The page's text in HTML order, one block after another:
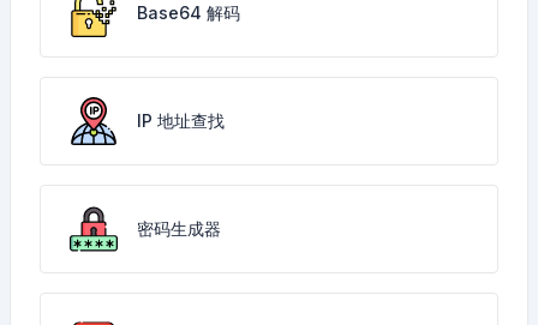
Base64 解码
IP 地址查找
密码生成器